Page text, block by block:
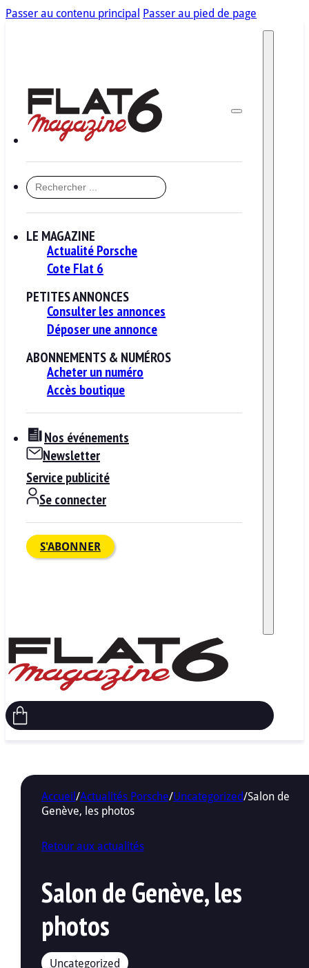
Passer au contenu principal Passer au pied de page
RECHERCHER
LE MAGAZINE
Actualité Porsche
Cote Flat 6
PETITES ANNONCES
Consulter les annonces
Déposer une annonce
ABONNEMENTS & NUMÉROS
Acheter un numéro
Accès boutique
Nos événements
Newsletter
Service publicité
Se connecter
S'ABONNER
Accueil/Actualités Porsche/Uncategorized/Salon de
Genève, les photos
Retour aux actualités
Salon de Genève, les
photos